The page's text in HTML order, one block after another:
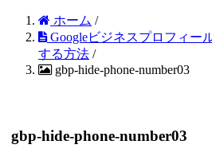
ホーム /
Googleビジネスプロフィー
する方法 /
gbp-hide-phone-number03
gbp-hide-phone-number03